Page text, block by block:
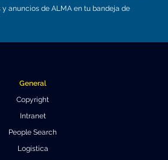
anuncios de ALMA en tu bandeja de
General
Copyright
Intranet
People Search
Logística